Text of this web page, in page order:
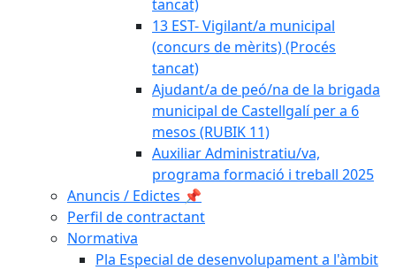
tancat)
13 EST- Vigilant/a municipal
(concurs de mèrits) (Procés
tancat)
Ajudant/a de peó/na de la brigada
municipal de Castellgalí per a 6
mesos (RUBIK 11)
Auxiliar Administratiu/va,
programa formació i treball 2025
Anuncis / Edictes 📌
Perfil de contractant
Normativa
Pla Especial de desenvolupament a l'àmbit